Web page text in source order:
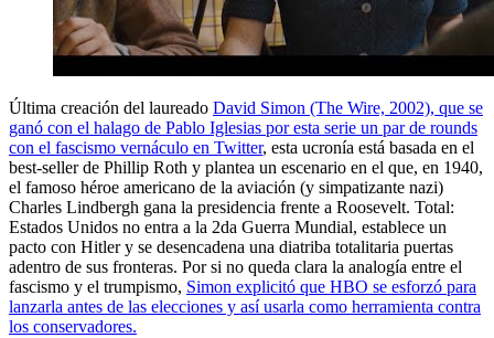
Última creación del laureado David Simon (The Wire, 2002), que se
ganó con el halago de Pablo Iglesias por esta serie un par de rounds
con el fascismo vernáculo en Twitter, esta ucronía está basada en el
best-seller de Phillip Roth y plantea un escenario en el que, en 1940,
el famoso héroe americano de la aviación (y simpatizante nazi)
Charles Lindbergh gana la presidencia frente a Roosevelt. Total:
Estados Unidos no entra a la 2da Guerra Mundial, establece un
pacto con Hitler y se desencadena una diatriba totalitaria puertas
adentro de sus fronteras. Por si no queda clara la analogía entre el
fascismo y el trumpismo, Simon explicitó que HBO se esforzó para
lanzarla antes de las elecciones y así usarla como herramienta contra
los conservadores.